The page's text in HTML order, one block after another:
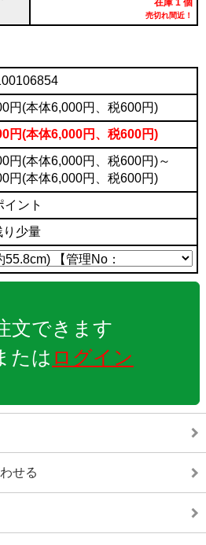
在庫 1 個
売切れ間近！
円(本体6,000円、税600円)
円(本体6,000円、税600円)
円(本体6,000円、税600円)～
円(本体6,000円、税600円)
イント
り少量
文できます
たは ログイン
せる